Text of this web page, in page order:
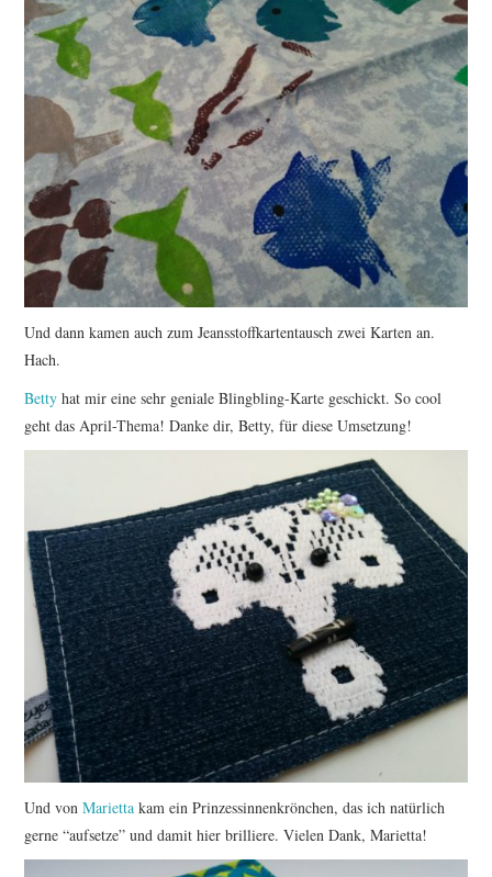
Und dann kamen auch zum Jeansstoffkartentausch zwei Karten an.
Hach.
Bettyhat mir eine sehr geniale Blingbling-Karte geschickt. So cool
geht das April-Thema! Danke dir, Betty, für diese Umsetzung!
Und vonMariettakam ein Prinzessinnenkrönchen, das ich natürlich
gerne “aufsetze” und damit hier brilliere. Vielen Dank, Marietta!